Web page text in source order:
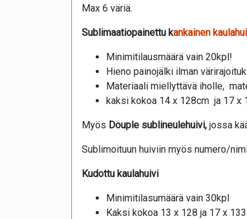
Max 6 väriä.
Sublimaatiopainettu kankainen
Minimitilausmäärä vain 20kpl!
Hieno painojälki ilman
Materiaali miellyttävä iholle,
kaksi kokoa 14 x 128cm ja 17 x
Myös Douple sublineulehuivi, jossa
Sublimoituun huiviin myös numero/
Kudottu kaulahuivi
Minimitilasumäärä vain 30kpl
Kaksi kokoa 13 x 128 ja 17 x